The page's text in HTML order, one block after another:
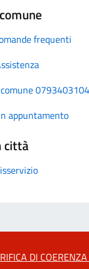
frequenti
0793403104
appuntamento
città
DI